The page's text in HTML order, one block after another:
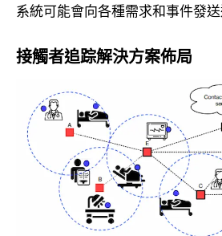
系統可能會向各種需求和事件發
接觸者追踪解決方案佈局